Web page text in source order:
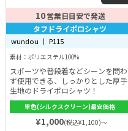
10営業日目安で発送
タフドライポロシャツ
wundou 丨 P115
素材：ポリエステル100%
スポーツや普段着などシーンを問わ
ず使用できる、しっかりとした厚手
生地のドライポロシャツ！
単色(シルクスクリーン)最安価格
¥1,000(税込¥1,100)～